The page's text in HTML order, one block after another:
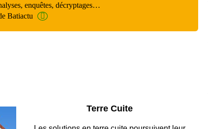
enquêtes, décryptages…
Batiactu
Parking et garages